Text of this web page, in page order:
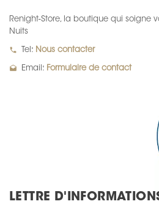
Renight-Store, la boutique qui soigne
Nuits
local_phone Tel: Nous contacter
drafts Email: Formulaire de contact
LETTRE